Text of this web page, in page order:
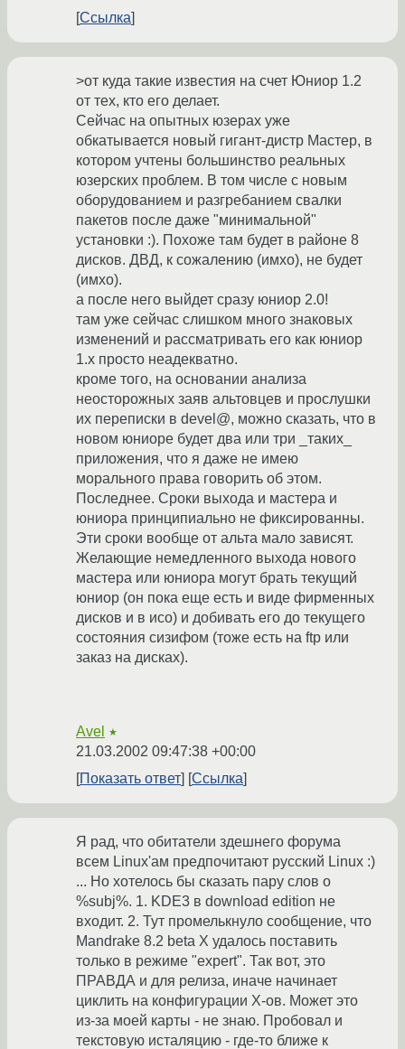
Ссылка
>от куда такие известия на счет Юниор 1.2
от тех, кто его делает.
Сейчас на опытных юзерах уже
обкатывается новый гигант-дистр Мастер, в
котором учтены большинство реальных
юзерских проблем. В том числе с новым
оборудованием и разгребанием свалки
пакетов после даже "минимальной"
установки :). Похоже там будет в районе 8
дисков. ДВД, к сожалению (имхо), не будет
(имхо).
а после него выйдет сразу юниор 2.0!
там уже сейчас слишком много знаковых
изменений и рассматривать его как юниор
1.x просто неадекватно.
кроме того, на основании анализа
неосторожных заяв альтовцев и прослушки
их переписки в devel@, можно сказать, что в
новом юниоре будет два или три _таких_
приложения, что я даже не имею
морального права говорить об этом.
Последнее. Сроки выхода и мастера и
юниора принципиально не фиксированны.
Эти сроки вообще от альта мало зависят.
Желающие немедленного выхода нового
мастера или юниора могут брать текущий
юниор (он пока еще есть и виде фирменных
дисков и в исо) и добивать его до текущего
состояния сизифом (тоже есть на ftp или
заказ на дисках).
Avel ★
21.03.2002 09:47:38 +00:00
Показать ответ
Ссылка
Я рад, что обитатели здешнего форума
всем Linux'ам предпочитают русский Linux :)
... Но хотелось бы сказать пару слов о
%subj%. 1. KDE3 в download edition не
входит. 2. Тут промелькнуло сообщение, что
Mandrake 8.2 beta X удалось поставить
только в режиме "expert". Так вот, это
ПРАВДА и для релиза, иначе начинает
циклить на конфигурации X-ов. Может это
из-за моей карты - не знаю. Пробовал и
текстовую исталяцию - где-то ближе к